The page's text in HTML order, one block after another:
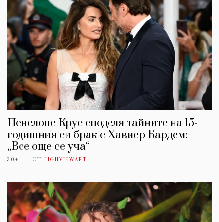
Пенелопе Крус споделя тайните на 15-
годишния си брак с Хавиер Бардем:
„Все още се уча“
30+ ОТ HIGHVIEWART